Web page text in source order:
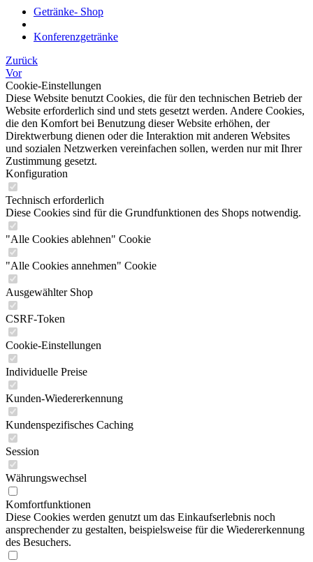
Getränke- Shop
Konferenzgetränke
Zurück
Vor
Cookie-Einstellungen
Diese Website benutzt Cookies, die für den technischen Betrieb der
Website erforderlich sind und stets gesetzt werden. Andere Cookies,
die den Komfort bei Benutzung dieser Website erhöhen, der
Direktwerbung dienen oder die Interaktion mit anderen Websites
und sozialen Netzwerken vereinfachen sollen, werden nur mit Ihrer
Zustimmung gesetzt.
Konfiguration
Technisch erforderlich
Diese Cookies sind für die Grundfunktionen des Shops notwendig.
"Alle Cookies ablehnen" Cookie
"Alle Cookies annehmen" Cookie
Ausgewählter Shop
CSRF-Token
Cookie-Einstellungen
Individuelle Preise
Kunden-Wiedererkennung
Kundenspezifisches Caching
Session
Währungswechsel
Komfortfunktionen
Diese Cookies werden genutzt um das Einkaufserlebnis noch
ansprechender zu gestalten, beispielsweise für die Wiedererkennung
des Besuchers.